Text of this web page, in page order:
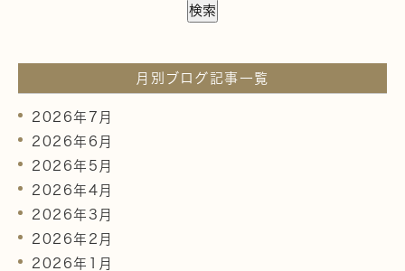
月別ブログ記事一覧
2026年7月
2026年6月
2026年5月
2026年4月
2026年3月
2026年2月
2026年1月